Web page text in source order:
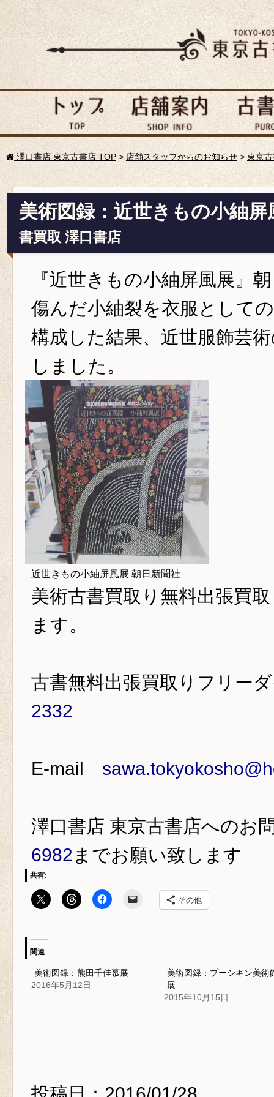
澤口書店 東京古書店 TOP > 店舗スタッフからのお知らせ> 東京
美術図録：近世きもの小紬屏
書買取 澤口書店
『近世きもの小紬屏風展』
傷んだ小紬裂を衣服として
構成した結果、近世服飾芸
しました。
近世きもの小紬屏風展 朝日新聞社
美術古書買取り 無料出張買
ます。
古書無料出張買取りフリー
2332
E-mail
澤口書店 東京古書店へのお
6982 までお願い致します
共有:
その他
関連
美術図録：熊田千佳慕展
2016年5月12日
美術図録：プーシキン美術
展
2015年10月15日